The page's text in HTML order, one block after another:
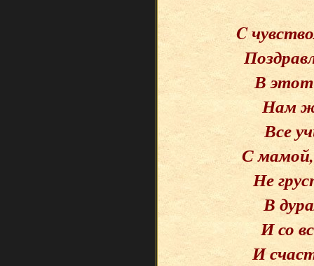
C
В этот
Нам
Все
С мамой,
Не
В
И со
И